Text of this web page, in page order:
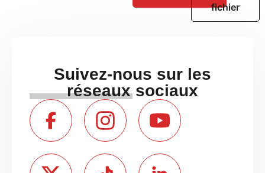
fichier
Suivez-nous sur les
réseaux sociaux